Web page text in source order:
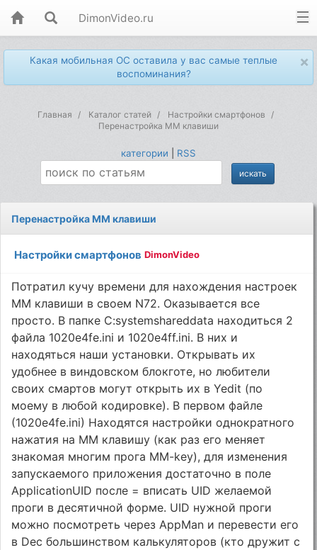
DimonVideo.ru
×
Какая мобильная ОС оставила у вас самые теплые
воспоминания?
Главная Каталог статей
Настройки смартфонов
Перенастройка MM клавиши
категории RSS
Перенастройка MM клавиши
Настройки смартфонов DimonVideo
Потратил кучу времени для нахождения настроек
MM клавиши в своем N72. Оказывается все
просто. В папке C:systemshareddata находиться 2
файла 1020e4fe.ini и 1020e4ff.ini. В них и
находяться наши установки. Открывать их
удобнее в виндовском блокготе, но любители
своих смартов могут открыть их в Yedit (по
моему в любой кодировке). В первом файле
(1020e4fe.ini) Находятся настройки однократного
нажатия на ММ клавишу (как раз его меняет
знакомая многим прога MM-key), для изменения
запускаемого приложения достаточно в поле
ApplicationUID после = вписать UID желаемой
проги в десятичной форме. UID нужной проги
можно посмотреть через AppMan и перевести его
в Dec большинством калькуляторов (кто дружит с